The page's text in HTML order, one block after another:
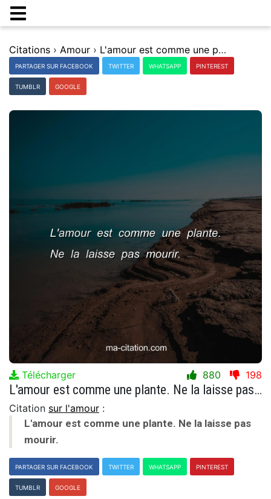
Citations › Amour › L'amour est comme une plante. Ne la laisse pas mourir.
PARTAGER SUR FACEBOOK TWITTER WHATSAPP PINTEREST
TUMBLR GOOGLE
Télécharger 880 198
L'amour est comme une plante. Ne la laisse pas mourir.
Citation sur l'amour :
L'amour est comme une plante. Ne la laisse pas
mourir.
PARTAGER SUR FACEBOOK TWITTER WHATSAPP PINTEREST
TUMBLR GOOGLE